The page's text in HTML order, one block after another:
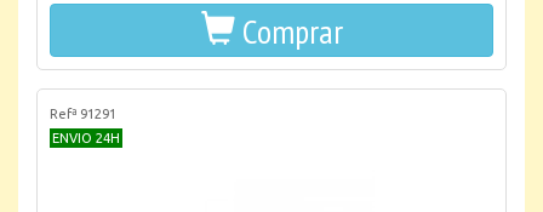
Comprar
Refª 91291
ENVIO 24H